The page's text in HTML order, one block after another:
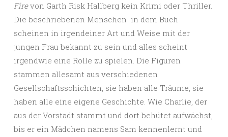
Firevon Garth Risk Hallberg kein Krimi oder Thriller.
Die beschriebenen Menschen in dem Buch
scheinen in irgendeiner Art und Weise mit der
jungen Frau bekannt zu sein und alles scheint
irgendwie eine Rolle zu spielen. Die Figuren
stammen allesamt aus verschiedenen
Gesellschaftsschichten, sie haben alle Träume, sie
haben alle eine eigene Geschichte. Wie Charlie, der
aus der Vorstadt stammt und dort behütet aufwächst,
bis er ein Mädchen namens Sam kennenlernt und